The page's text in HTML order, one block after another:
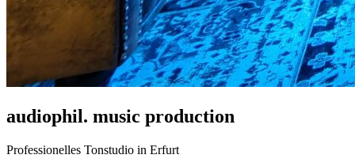
audiophil. music production
Professionelles Tonstudio in Erfurt